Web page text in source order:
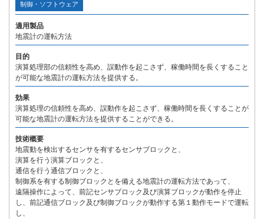
制御・ソフトウェア
適用製品
地震計の運転方法
目的
演算処理部の信頼性を高め、誤動作を起こさず、稼働時間を長くすること
が可能な地震計の運転方法を提供する。
効果
演算処理の信頼性を高め、誤動作を起こさず、稼働時間を長くすることが
可能な地震計の運転方法を提供することができる。
技術概要
地震動を検出するセンサを有するセンサブロックと、
演算を行う演算ブロックと、
通信を行う通信ブロックと、
制御系を有する制御ブロックとを備える地震計の運転方法であって、
遠隔操作によって、前記センサブロック及び演算ブロックが動作を停止
し、前記通信ブロック及び制御ブロックが動作する第１動作モードで運転
し、